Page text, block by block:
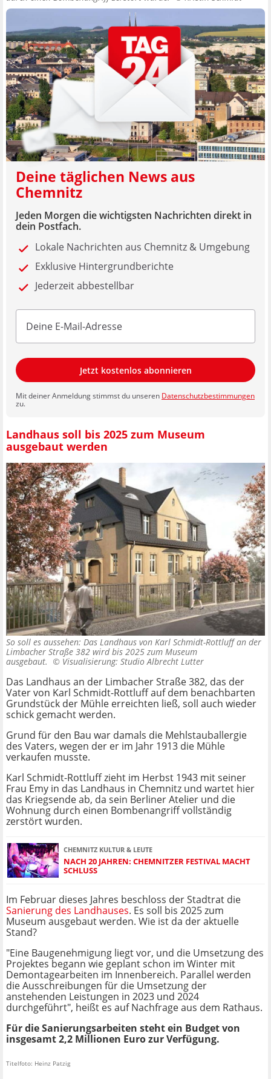
Deine täglichen News aus
Chemnitz
Jeden Morgen die wichtigsten Nachrichten direkt in
dein Postfach.
Lokale Nachrichten aus Chemnitz & Umgebung
Exklusive Hintergrundberichte
Jederzeit abbestellbar
Jetzt kostenlos abonnieren
Mit deiner Anmeldung stimmst du unseren Datenschutzbestimmungen
zu.
Landhaus soll bis 2025 zum Museum
ausgebaut werden
So soll es aussehen: Das Landhaus von Karl Schmidt-Rottluff an der
Limbacher Straße 382 wird bis 2025 zum Museum
ausgebaut. © Visualisierung: Studio Albrecht Lutter
Das Landhaus an der Limbacher Straße 382, das der
Vater von Karl Schmidt-Rottluff auf dem benachbarten
Grundstück der Mühle erreichten ließ, soll auch wieder
schick gemacht werden.
Grund für den Bau war damals die Mehlstauballergie
des Vaters, wegen der er im Jahr 1913 die Mühle
verkaufen musste.
Karl Schmidt-Rottluff zieht im Herbst 1943 mit seiner
Frau Emy in das Landhaus in Chemnitz und wartet hier
das Kriegsende ab, da sein Berliner Atelier und die
Wohnung durch einen Bombenangriff vollständig
zerstört wurden.
CHEMNITZ KULTUR & LEUTE
NACH 20 JAHREN: CHEMNITZER FESTIVAL MACHT
SCHLUSS
Im Februar dieses Jahres beschloss der Stadtrat die
Sanierung des Landhauses. Es soll bis 2025 zum
Museum ausgebaut werden. Wie ist da der aktuelle
Stand?
"Eine Baugenehmigung liegt vor, und die Umsetzung des
Projektes begann wie geplant schon im Winter mit
Demontagearbeiten im Innenbereich. Parallel werden
die Ausschreibungen für die Umsetzung der
anstehenden Leistungen in 2023 und 2024
durchgeführt", heißt es auf Nachfrage aus dem Rathaus.
Für die Sanierungsarbeiten steht ein Budget von
insgesamt 2,2 Millionen Euro zur Verfügung.
Titelfoto: Heinz Patzig